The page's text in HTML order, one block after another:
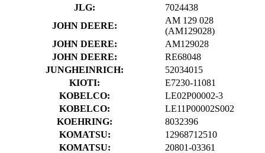
JLG:
7024438
JOHN DEERE:
AM 129 028
(AM129028)
JOHN DEERE:
AM129028
JOHN DEERE:
RE68048
JUNGHEINRICH:
52034015
KIOTI:
E7230-11081
KOBELCO:
LE02P00002-3
KOBELCO:
LE11P00002S002
KOEHRING:
8032396
KOMATSU:
12968712510
KOMATSU:
20801-03361